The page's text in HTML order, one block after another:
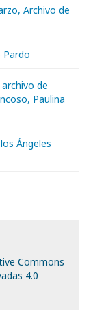
Archivo de
Pardo
de
Paulina
Ángeles
Commons
4.0